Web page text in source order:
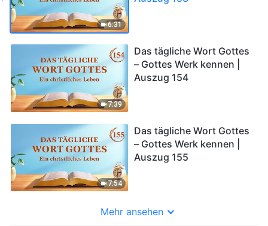
6:31
7:39
Das tägliche Wort Gottes
– Gottes Werk kennen |
Auszug 154
7:54
Das tägliche Wort Gottes
– Gottes Werk kennen |
Auszug 155
Mehr ansehen